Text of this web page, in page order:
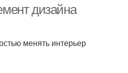
дизайна
менять интерьер